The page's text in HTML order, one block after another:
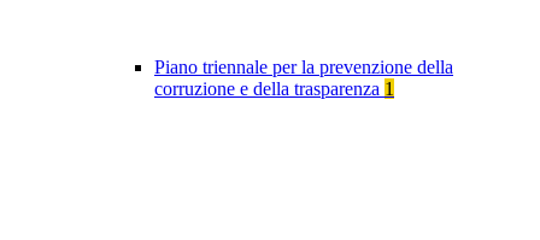
Piano triennale per la prevenzione della
corruzione e della trasparenza 1